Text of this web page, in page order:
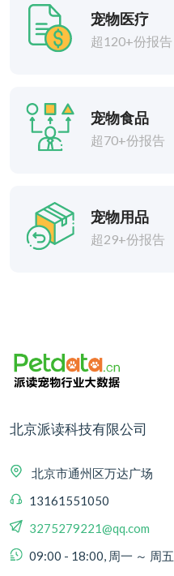
宠物医疗
超120+份报告
宠物食品
超70+份报告
宠物用品
超29+份报告
北京派读科技有限公司
北京市通州区万达广场
13161551050
3275279221@qq.com
09:00 - 18:00, 周一 ～ 周五